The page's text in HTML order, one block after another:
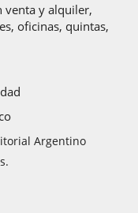
venta y alquiler,
oficinas, quintas,
Argentino